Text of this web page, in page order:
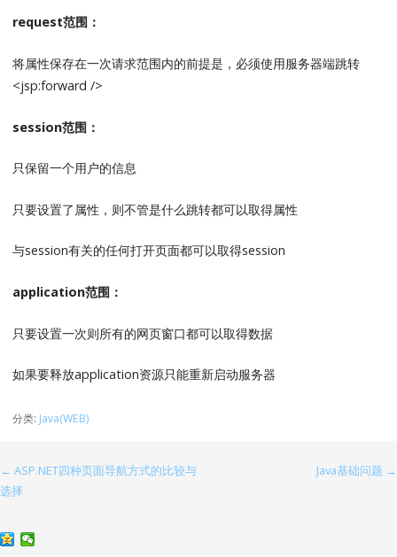
request范围：
将属性保存在一次请求范围内的前提是，必须使用服务器端跳转
<jsp:forward />
session范围：
只保留一个用户的信息
只要设置了属性，则不管是什么跳转都可以取得属性
与session有关的任何打开页面都可以取得session
application范围：
只要设置一次则所有的网页窗口都可以取得数据
如果要释放application资源只能重新启动服务器
分类: Java(WEB)
文
导
← ASP.NET四种页面导航方式的比较与
选择
Java基础问题 →